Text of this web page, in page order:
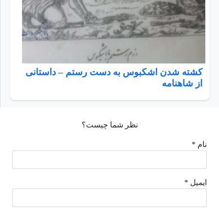
کشته شدن اشکبوس به دست رستم – داستانی
از شاهنامه
نظر شما چیست؟
نام *
ایمیل *